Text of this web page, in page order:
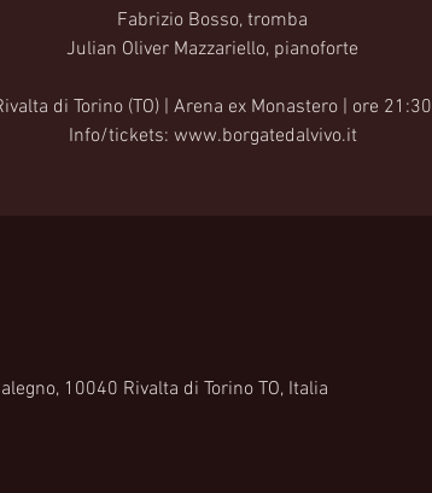
Fabrizio Bosso, tromba
Julian Oliver Mazzariello, pianoforte
di Torino (TO) | Arena ex Monastero | ore 21:30
Info/tickets: www.borgatedalvivo.it
10040 Rivalta di Torino TO, Italia